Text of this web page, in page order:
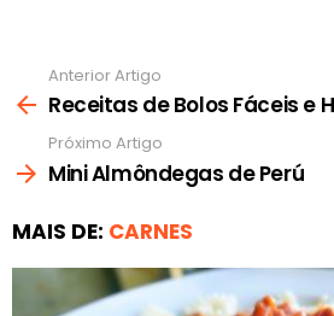
mais
Anterior Artigo
Receitas de Bolos Fáceis e
Próximo Artigo
Mini Almôndegas de Perú
MAIS DE: CARNES